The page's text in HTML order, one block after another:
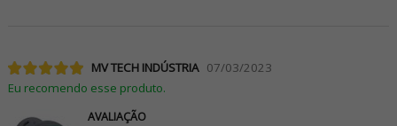
MV TECH INDÚSTRIA 07/03/2023
Eu recomendo esse produto.
AVALIAÇÃO